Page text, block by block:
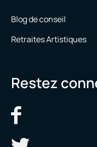
Blog de conseil
Retraites Artistiques
Restez